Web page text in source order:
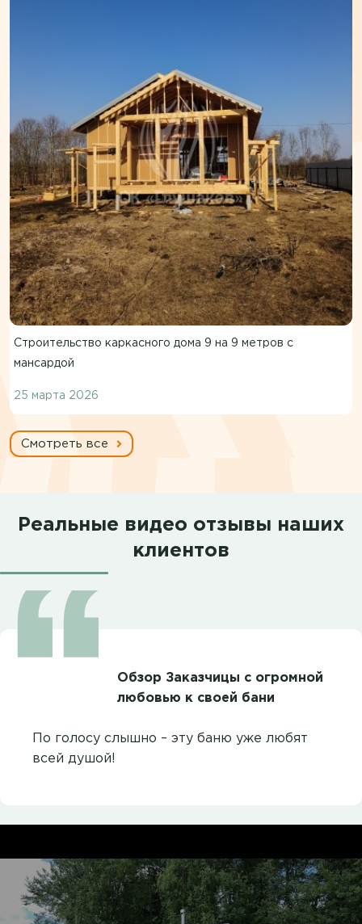
Строительство каркасного дома 9 на 9 метров с
мансардой
25 марта 2026
Смотреть все
Реальные видео отзывы наших
клиентов
Обзор Заказчицы с огромной
любовью к своей бани
По голосу слышно – эту баню уже любят
всей душой!